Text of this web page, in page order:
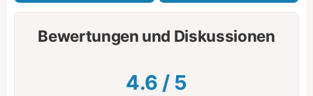
Bewertungen und Diskussionen
4.6 / 5